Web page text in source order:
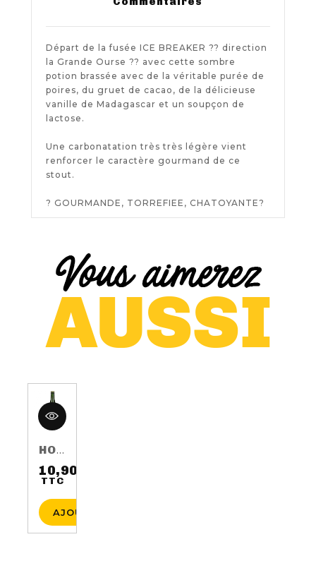
Départ de la fusée ICE BREAKER ?? direction
la Grande Ourse ?? avec cette sombre
potion brassée avec de la véritable purée de
poires, du gruet de cacao, de la délicieuse
vanille de Madagascar et un soupçon de
lactose.
Une carbonatation très très légère vient
renforcer le caractère gourmand de ce
stout.
? GOURMANDE, TORREFIEE, CHATOYANTE?
HOP HARVEST 2016 75CL 5.5%
10,90 €
TTCPrix
AJOUTER AU PANIER